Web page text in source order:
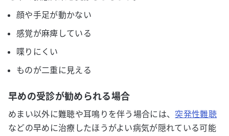
顔や手足が動かない
感覚が麻痺している
喋りにくい
ものが二重に見える
早めの受診が勧められる場合
めまい以外に難聴や耳鳴りを伴う場合には、 突発性難聴
などの早めに治療したほうがよい病気が隠れている可能